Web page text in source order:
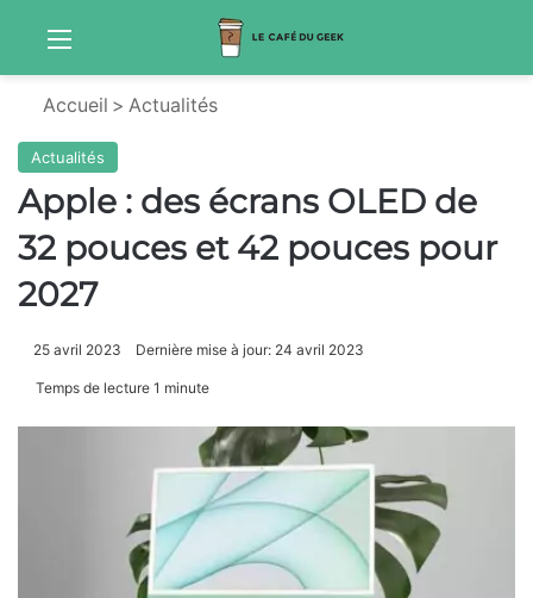
Menu
Accueil > Actualités
Actualités
Apple : des écrans OLED de
32 pouces et 42 pouces pour
2027
25 avril 2023 Dernière mise à jour: 24 avril 2023
Temps de lecture 1 minute